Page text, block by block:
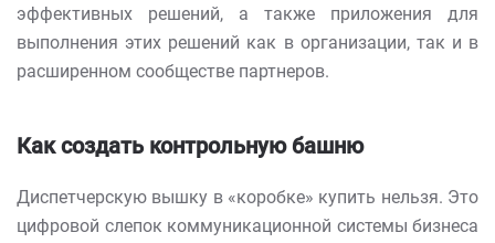
эффективных решений, а также приложения для
выполнения этих решений как в организации, так и в
расширенном сообществе партнеров.
Как создать контрольную башню
Диспетчерскую вышку в «коробке» купить нельзя. Это
цифровой слепок коммуникационной системы бизнеса